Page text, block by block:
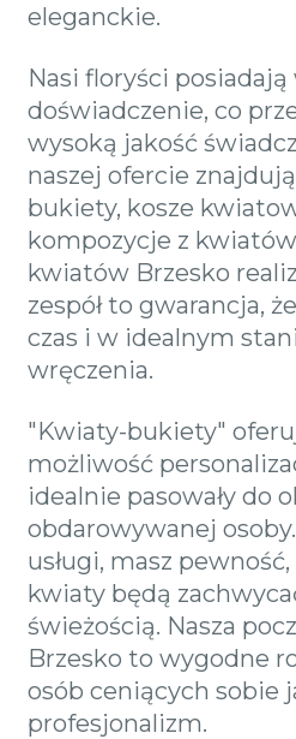
eleganckie.
Nasi floryści
doświadczenie, co
wysoką jakość
naszej ofercie
bukiety, kosze
kompozycje z
kwiatów Brzesko
zespół to gwarancja,
czas i w idealnym
wręczenia.
"Kwiaty-bukiety"
możliwość
idealnie pasowały do
obdarowywanej
usługi, masz
kwiaty będą
świeżością. Nasza
Brzesko to wygodne
osób ceniących sobie
profesjonalizm.